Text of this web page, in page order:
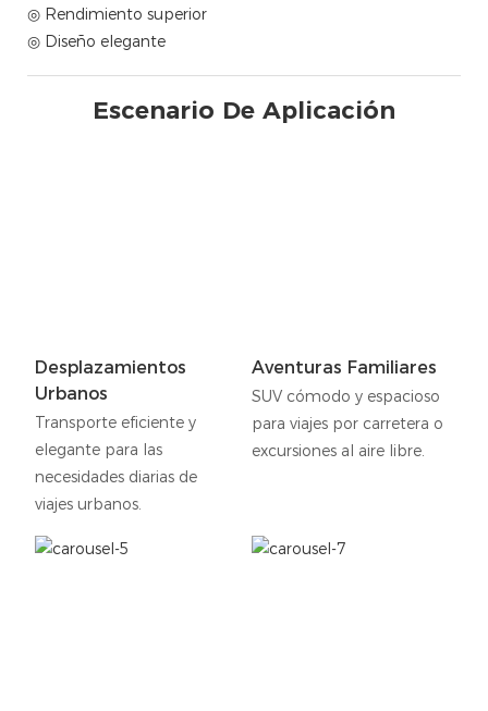
◎ Rendimiento superior
◎ Diseño elegante
Escenario De Aplicación
Desplazamientos
Urbanos
Transporte eficiente y
elegante para las
necesidades diarias de
viajes urbanos.
Aventuras Familiares
SUV cómodo y espacioso
para viajes por carretera o
excursiones al aire libre.